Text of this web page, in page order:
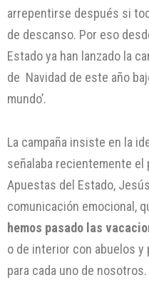
arrepentirse después si
de descanso. Por eso
Estado ya han lanzado la
de Navidad de este año
mundo’.
La campaña insiste en la
señalaba recientemente
Apuestas del Estado,
comunicación emocional,
hemos pasado las
o de interior con abuelos
para cada uno de nosotros.